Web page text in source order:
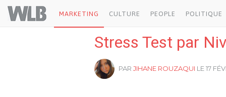
Welovebuzz
MARKETING CULTURE PEOPLE POLITIQUE
Stress Test par
PAR JIHANE ROUZAQUI LE 17